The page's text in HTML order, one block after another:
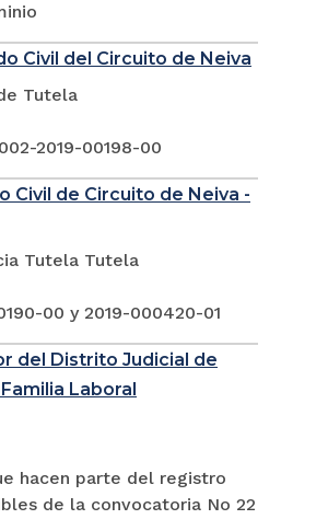
Civil del Circuito de Neiva
Tutela
2019-00198-00
Civil de Circuito de Neiva -
Tutela Tutela
00 y 2019-000420-01
del Distrito Judicial de
Laboral
hacen parte del registro
de la convocatoria No 22